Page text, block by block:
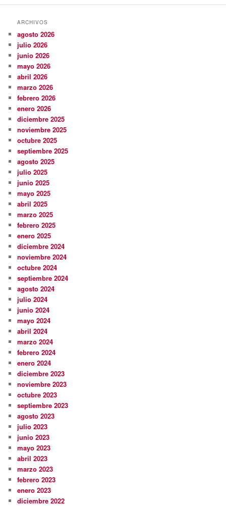
ARCHIVOS
agosto 2026
julio 2026
junio 2026
mayo 2026
abril 2026
marzo 2026
febrero 2026
enero 2026
diciembre 2025
noviembre 2025
octubre 2025
septiembre 2025
agosto 2025
julio 2025
junio 2025
mayo 2025
abril 2025
marzo 2025
febrero 2025
enero 2025
diciembre 2024
noviembre 2024
octubre 2024
septiembre 2024
agosto 2024
julio 2024
junio 2024
mayo 2024
abril 2024
marzo 2024
febrero 2024
enero 2024
diciembre 2023
noviembre 2023
octubre 2023
septiembre 2023
agosto 2023
julio 2023
junio 2023
mayo 2023
abril 2023
marzo 2023
febrero 2023
enero 2023
diciembre 2022